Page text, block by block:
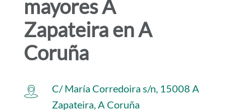
mayores A
Zapateira en A
Coruña
C/ María Corredoira s/n, 15008 A
Zapateira, A Coruña